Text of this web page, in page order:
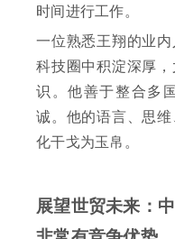
时间进行工作。
一位熟悉王翔的业
科技圈中积淀深厚
识。他善于整合多
诚。他的语言、思维
化干戈为玉帛。
展望世贸未来：